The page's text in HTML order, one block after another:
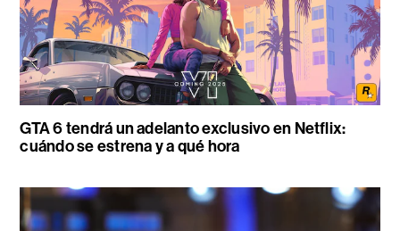
GTA 6 tendrá un adelanto exclusivo en Netflix:
cuándo se estrena y a qué hora